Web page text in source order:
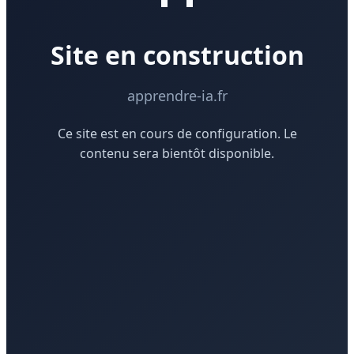
Site en construction
apprendre-ia.fr
Ce site est en cours de configuration. Le
contenu sera bientôt disponible.